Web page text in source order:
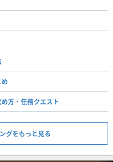
方・任務クエスト
グをもっと見る